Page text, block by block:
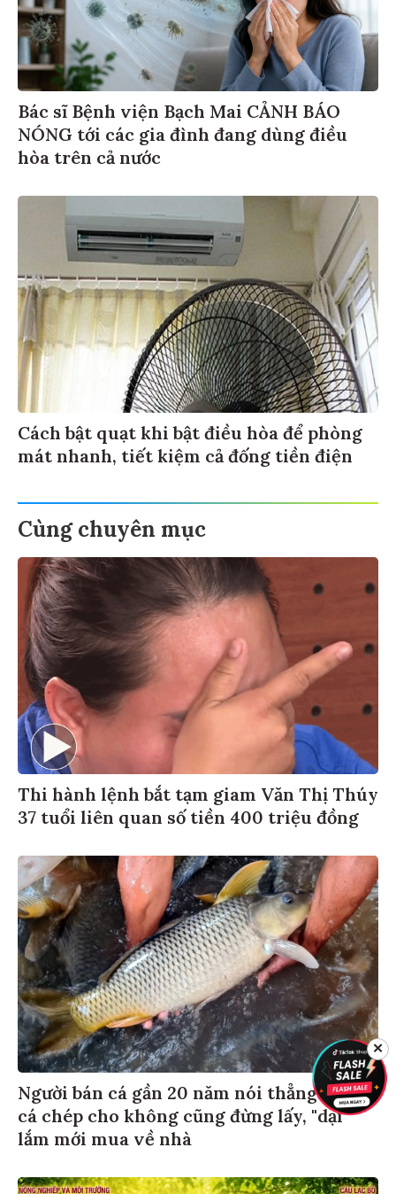
Bác sĩ Bệnh viện Bạch Mai CẢNH BÁO
NÓNG tới các gia đình đang dùng điều
hòa trên cả nước
Cách bật quạt khi bật điều hòa để phòng
mát nhanh, tiết kiệm cả đống tiền điện
Cùng chuyên mục
Thi hành lệnh bắt tạm giam Văn Thị Thúy
37 tuổi liên quan số tiền 400 triệu đồng
Người bán cá gần 20 năm nói thẳng: 4 loại
cá chép cho không cũng đừng lấy, "dại"
lắm mới mua về nhà
✕